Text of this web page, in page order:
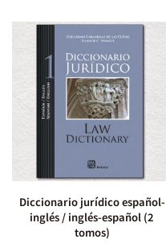
Diccionario jurídico español-
inglés / inglés-español (2
tomos)